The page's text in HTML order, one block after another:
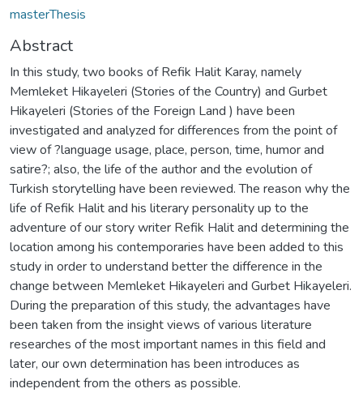
masterThesis
Abstract
In this study, two books of Refik Halit Karay, namely
Memleket Hikayeleri (Stories of the Country) and Gurbet
Hikayeleri (Stories of the Foreign Land ) have been
investigated and analyzed for differences from the point of
view of ?language usage, place, person, time, humor and
satire?; also, the life of the author and the evolution of
Turkish storytelling have been reviewed. The reason why the
life of Refik Halit and his literary personality up to the
adventure of our story writer Refik Halit and determining the
location among his contemporaries have been added to this
study in order to understand better the difference in the
change between Memleket Hikayeleri and Gurbet Hikayeleri.
During the preparation of this study, the advantages have
been taken from the insight views of various literature
researches of the most important names in this field and
later, our own determination has been introduces as
independent from the others as possible.